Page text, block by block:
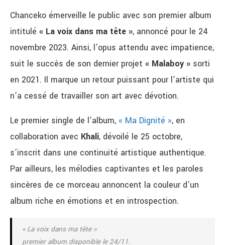
Chanceko émerveille le public avec son premier album
intitulé « La voix dans ma tête », annoncé pour le 24
novembre 2023. Ainsi, l’opus attendu avec impatience,
suit le succès de son dernier projet « Malaboy » sorti
en 2021. Il marque un retour puissant pour l’artiste qui
n’a cessé de travailler son art avec dévotion.
Le premier single de l’album, « Ma Dignité », en
collaboration avec Khali, dévoilé le 25 octobre,
s’inscrit dans une continuité artistique authentique.
Par ailleurs, les mélodies captivantes et les paroles
sincères de ce morceau annoncent la couleur d’un
album riche en émotions et en introspection.
« La voix dans ma tête »
premier album disponible le 24/11.